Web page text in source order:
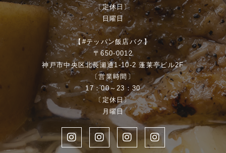
〔定休日〕
日曜日
【#テッパン飯店バク】
〒650-0012
神戸市中央区北長瀬通1-10-2 蓬莱亭ビル2F
〔営業時間〕
17：00～23：30
〔定休日〕
月曜日